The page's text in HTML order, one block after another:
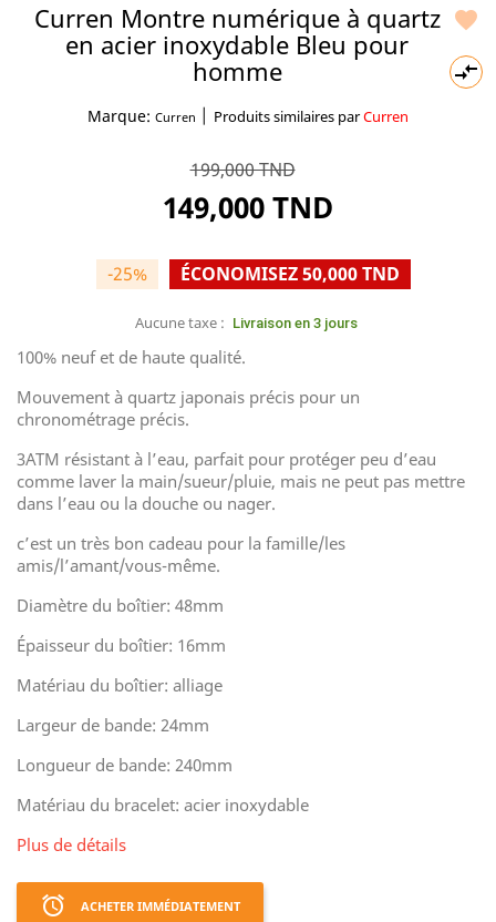


Curren Montre numérique à quartz
en acier inoxydable Bleu pour
homme
Marque: Curren | Produits similaires parCurren
199,000 TND
149,000 TND
-25% ÉCONOMISEZ 50,000 TND
Aucune taxe : Livraison en 3 jours
100% neuf et de haute qualité.
Mouvement à quartz japonais précis pour un
chronométrage précis.
3ATM résistant à l’eau, parfait pour protéger peu d’eau
comme laver la main/sueur/pluie, mais ne peut pas mettre
dans l’eau ou la douche ou nager.
c’est un très bon cadeau pour la famille/les
amis/l’amant/vous-même.
Diamètre du boîtier: 48mm
Épaisseur du boîtier: 16mm
Matériau du boîtier: alliage
Largeur de bande: 24mm
Longueur de bande: 240mm
Matériau du bracelet: acier inoxydable
Plus de détails
access_alarm ACHETER IMMÉDIATEMENT